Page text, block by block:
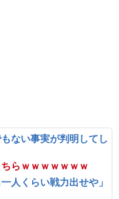
ない事実が判明してし
らｗｗｗｗｗｗｗ
人くらい戦力出せや」